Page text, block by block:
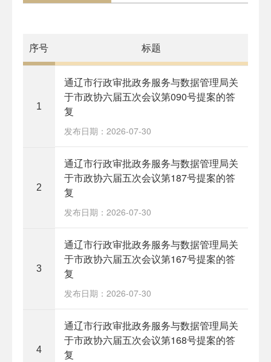
序号 标题
1
通辽市行政审批政务服务与数据管理局关
于市政协六届五次会议第090号提案的答
复
发布日期：2026-07-30
2
通辽市行政审批政务服务与数据管理局关
于市政协六届五次会议第187号提案的答
复
发布日期：2026-07-30
3
通辽市行政审批政务服务与数据管理局关
于市政协六届五次会议第167号提案的答
复
发布日期：2026-07-30
4
通辽市行政审批政务服务与数据管理局关
于市政协六届五次会议第168号提案的答
复